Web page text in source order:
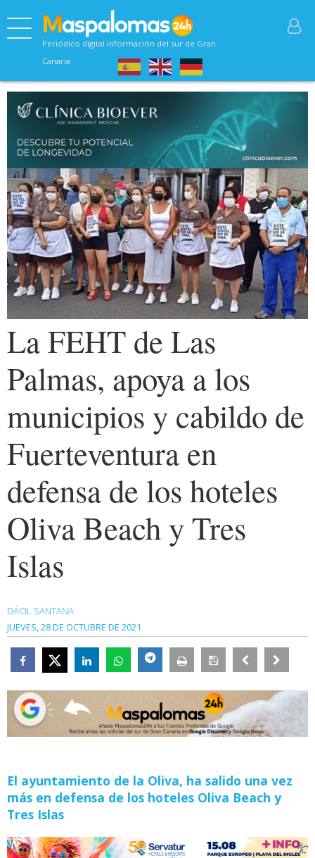
Periódico digital información del sur de Gran
Canaria
La FEHT de Las
Palmas, apoya a los
municipios y cabildo de
Fuerteventura en
defensa de los hoteles
Oliva Beach y Tres
Islas
DÁCIL SANTANA
JUEVES, 28 DE OCTUBRE DE 2021
El ayuntamiento de la Oliva, ha salido una vez
más en defensa de los hoteles Oliva Beach y
Tres Islas